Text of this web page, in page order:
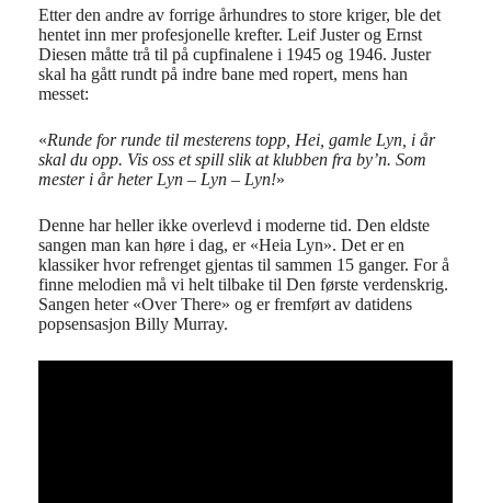
Etter den andre av forrige århundres to store kriger, ble det
hentet inn mer profesjonelle krefter. Leif Juster og Ernst
Diesen måtte trå til på cupfinalene i 1945 og 1946. Juster
skal ha gått rundt på indre bane med ropert, mens han
messet:
«Runde for runde til mesterens topp, Hei, gamle Lyn, i år
skal du opp. Vis oss et spill slik at klubben fra by’n. Som
mester i år heter Lyn – Lyn – Lyn!»
Denne har heller ikke overlevd i moderne tid. Den eldste
sangen man kan høre i dag, er «Heia Lyn». Det er en
klassiker hvor refrenget gjentas til sammen 15 ganger. For å
finne melodien må vi helt tilbake til Den første verdenskrig.
Sangen heter «Over There» og er fremført av datidens
popsensasjon Billy Murray.